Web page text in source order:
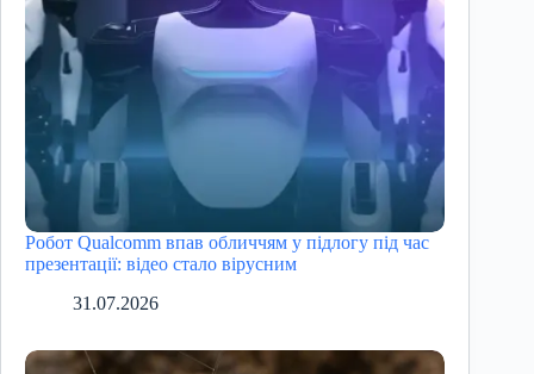
Робот Qualcomm впав обличчям у підлогу під час
презентації: відео стало вірусним
31.07.2026